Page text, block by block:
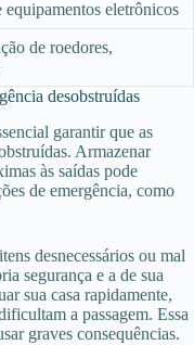
eletrônicos
de roedores,
desobstruídas
garantir que as
Armazenar
às saídas pode
de emergência, como
desnecessários ou mal
segurança e a de sua
sua casa rapidamente,
a passagem. Essa
graves consequências.